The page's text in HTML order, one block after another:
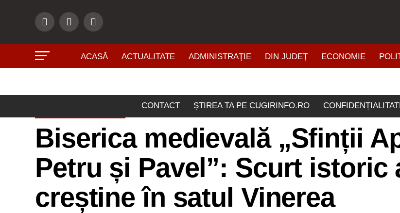
ACASĂ ACTUALITATE ADMINISTRAŢIE DIN JUDEŢ ECONOMIE
CONTACT ȘTIREA TA PE CUGIRINFO.RO
Biserica medievală „Sfinții
Petru și Pavel”: Scurt istoric
creștine în satul Vinerea